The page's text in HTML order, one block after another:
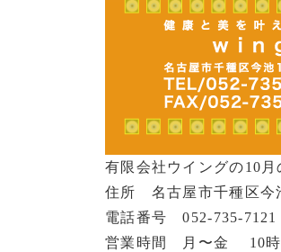
有限会社ウイングの10月
住所 名古屋市千種区今
電話番号 052-735-7121
営業時間 月〜金 10時